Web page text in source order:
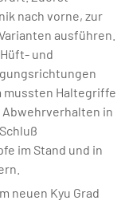
nach vorne, zur
ausführen.
und
mussten Haltegriffe
in
im Stand und in
neuen Kyu Grad